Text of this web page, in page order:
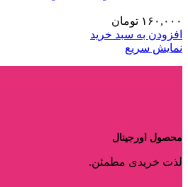
۱۶۰,۰۰۰ تومان
افزودن به سبد خرید
نمایش سریع
محصول اورجینال
لذت خریدی مطمئن.